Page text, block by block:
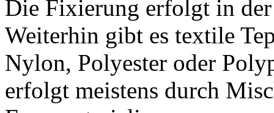
Die Fixierung erfolgt in
Weiterhin gibt es textile
Nylon, Polyester oder
erfolgt meistens durch